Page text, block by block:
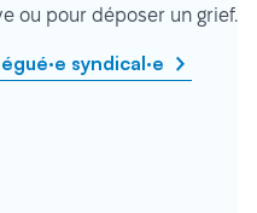
ou pour déposer un grief.
syndical·e